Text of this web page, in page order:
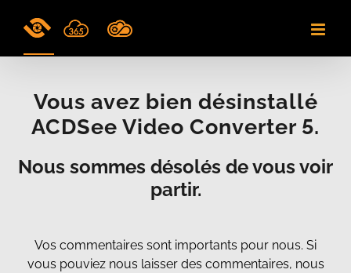
Vous avez bien désinstallé
ACDSee Video Converter 5.
Nous sommes désolés de vous voir
partir.
Vos commentaires sont importants pour nous. Si
vous pouviez nous laisser des commentaires, nous